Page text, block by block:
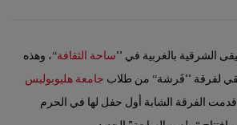
الشرقية بالغربية في ’’ساحة الثقافة‘‘، وهذه
لفرقة ’’فَرشة‘‘ من طلاب جامعة هليوبوليس
الفرقة الشابة أول حفل لها في الحرم